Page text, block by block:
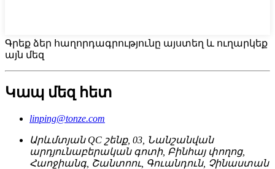
Գրեք ձեր հաղորդագրությունը այստեղ և ուղարկեք
այն մեզ
Կապ մեզ հետ
linping@tonze.com
Արևմտյան QC շենք, 03, Նանշանվան
արդյունաբերական գոտի, Բինհայ փողոց,
Հաոջիանգ, Շանտոու, Գուանդուն, Չինաստան